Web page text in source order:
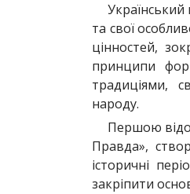
Український
та свої
цінностей,
принципи
традиціями,
народу.
Першою
Правда»,
історичні
закріпити